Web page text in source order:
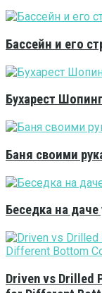
Бассейн и его
Бухарест Шопинг
Баня своими
Беседка на
Driven vs Drilled